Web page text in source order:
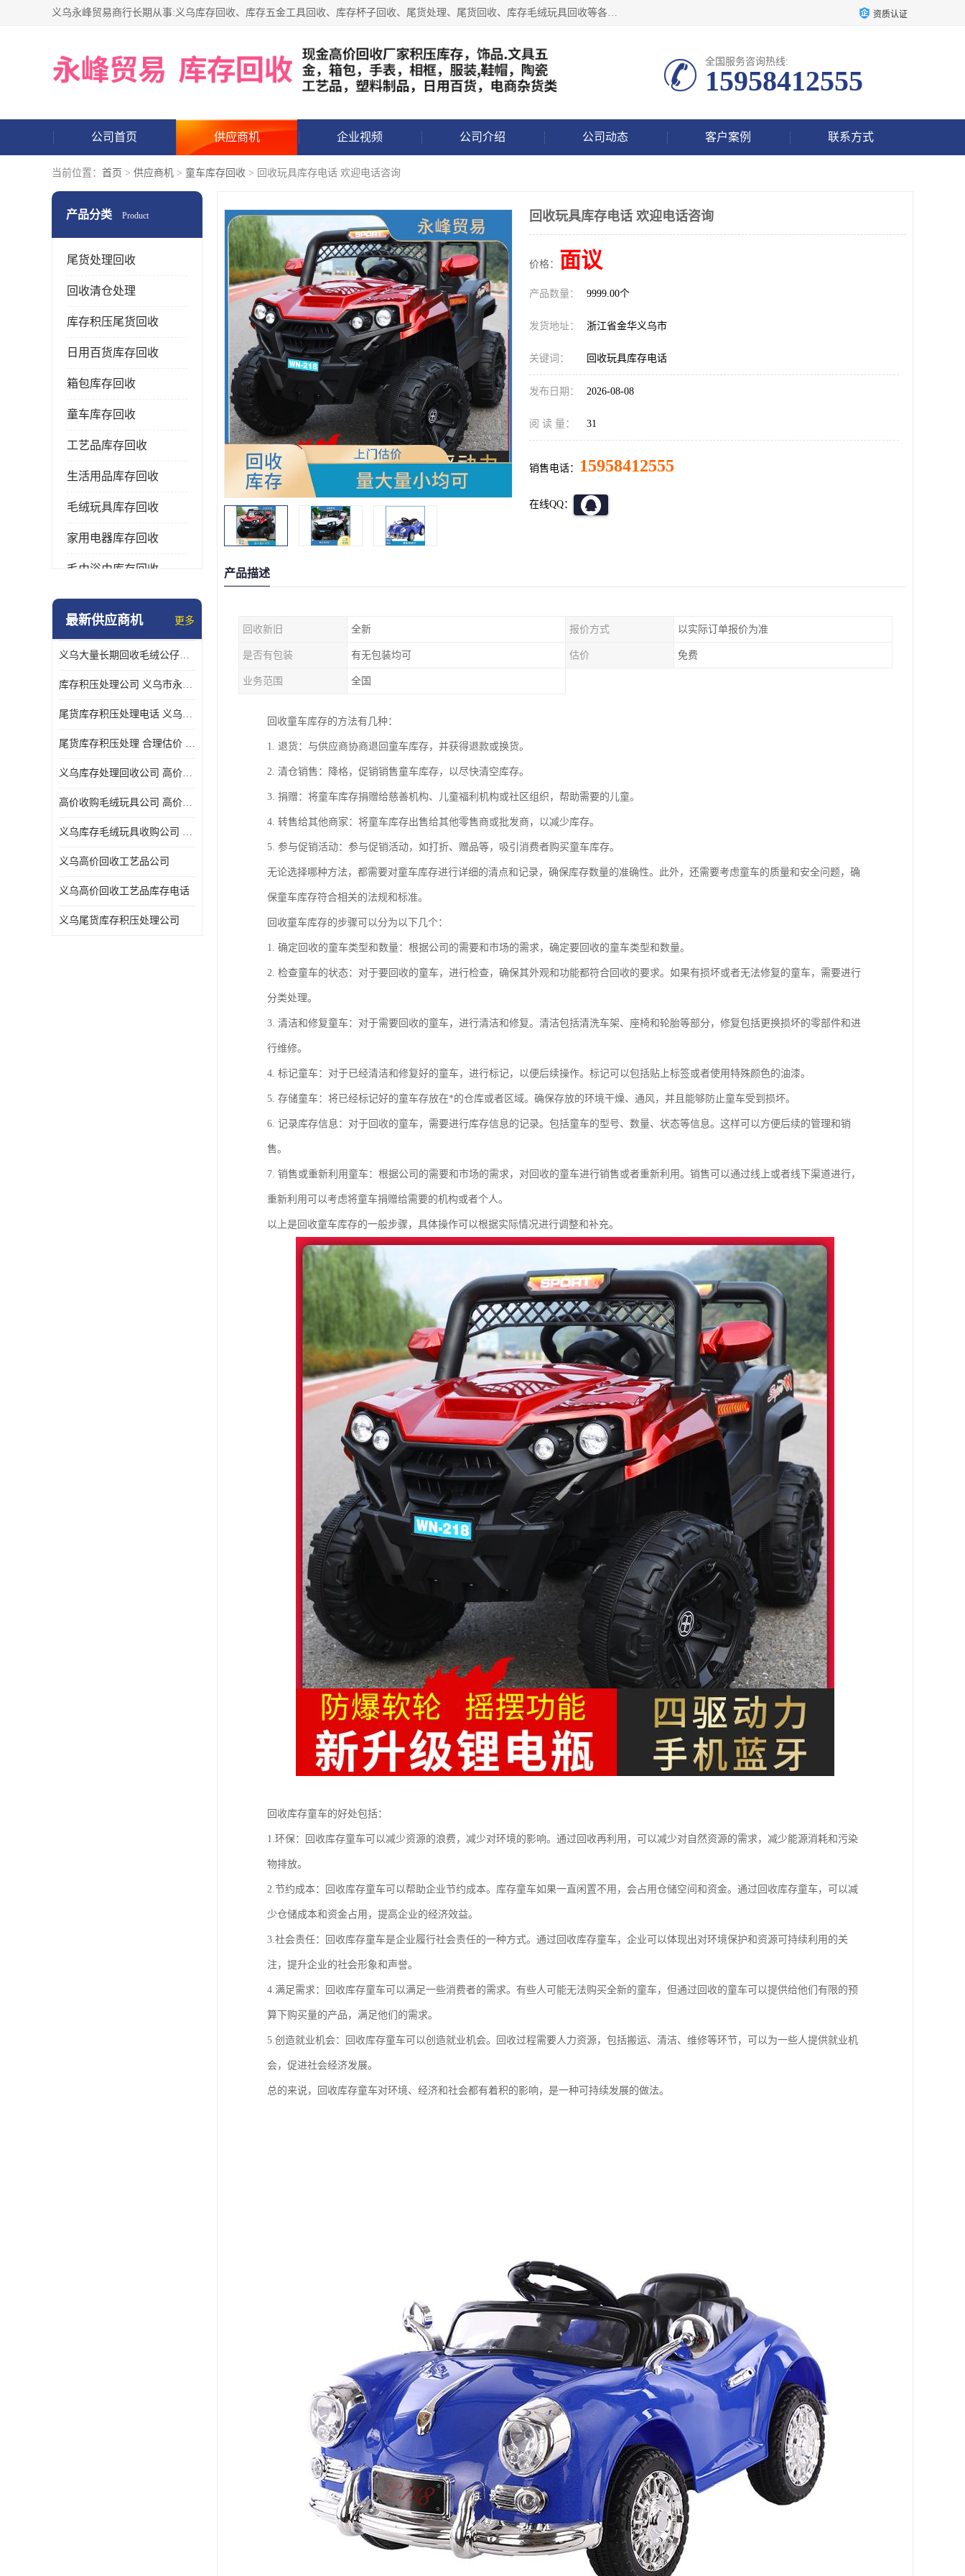
义乌永峰贸易商行长期从事:义乌库存回收、库存五金工具回收、库存杯子回收、尾货处理、尾货回收、库存毛绒玩具回收等各类产品库存回收，我们一直秉承：“，专业收购，价格从优，互惠互利，现金交易，价格公道”七大原则。欢迎有库存处理的老板来电洽谈! 资质认证
全国服务咨询热线:
15958412555
公司首页 供应商机 企业视频 公司介绍 公司动态 客户案例 联系方式
当前位置： 首页 > 供应商机 > 童车库存回收 > 回收玩具库存电话 欢迎电话咨询
产品分类 Product
尾货处理回收
回收清仓处理
库存积压尾货回收
日用百货库存回收
箱包库存回收
童车库存回收
工艺品库存回收
生活用品库存回收
毛绒玩具库存回收
家用电器库存回收
毛巾浴巾库存回收
水杯保温杯库存回收
五金工具库存回收
库存厨具回收
最新供应商机 更多
义乌大量长期回收毛绒公仔公司 高价回收库存积压 高价回收 欢迎电话咨询
库存积压处理公司 义乌市永峰贸易商行
尾货库存积压处理电话 义乌市永峰贸易商行
尾货库存积压处理 合理估价 量大量小均可
义乌库存处理回收公司 高价回收库存积压 大量尾货回收
高价收购毛绒玩具公司 高价回收库存积压 回收库存 二手勿扰
义乌库存毛绒玩具收购公司 高价回收库存积压 义乌市永峰贸易商行
义乌高价回收工艺品公司
义乌高价回收工艺品库存电话
义乌尾货库存积压处理公司
回收玩具库存电话 欢迎电话咨询
价格： 面议
产品数量： 9999.00个
发货地址： 浙江省金华义乌市
关键词： 回收玩具库存电话
发布日期： 2026-08-08
阅 读 量： 31
销售电话： 15958412555
在线QQ：
产品描述
回收新旧 全新 报价方式 以实际订单报价为准
是否有包装 有无包装均可 估价 免费
业务范围 全国
回收童车库存的方法有几种：
1. 退货：与供应商协商退回童车库存，并获得退款或换货。
2. 清仓销售：降格，促销销售童车库存，以尽快清空库存。
3. 捐赠：将童车库存捐赠给慈善机构、儿童福利机构或社区组织，帮助需要的儿童。
4. 转售给其他商家：将童车库存出售给其他零售商或批发商，以减少库存。
5. 参与促销活动：参与促销活动，如打折、赠品等，吸引消费者购买童车库存。
无论选择哪种方法，都需要对童车库存进行详细的清点和记录，确保库存数量的准确性。此外，还需要考虑童车的质量和安全问题，确
保童车库存符合相关的法规和标准。
回收童车库存的步骤可以分为以下几个：
1. 确定回收的童车类型和数量：根据公司的需要和市场的需求，确定要回收的童车类型和数量。
2. 检查童车的状态：对于要回收的童车，进行检查，确保其外观和功能都符合回收的要求。如果有损坏或者无法修复的童车，需要进行
分类处理。
3. 清洁和修复童车：对于需要回收的童车，进行清洁和修复。清洁包括清洗车架、座椅和轮胎等部分，修复包括更换损坏的零部件和进
行维修。
4. 标记童车：对于已经清洁和修复好的童车，进行标记，以便后续操作。标记可以包括贴上标签或者使用特殊颜色的油漆。
5. 存储童车：将已经标记好的童车存放在*的仓库或者区域。确保存放的环境干燥、通风，并且能够防止童车受到损坏。
6. 记录库存信息：对于回收的童车，需要进行库存信息的记录。包括童车的型号、数量、状态等信息。这样可以方便后续的管理和销
售。
7. 销售或重新利用童车：根据公司的需要和市场的需求，对回收的童车进行销售或者重新利用。销售可以通过线上或者线下渠道进行，
重新利用可以考虑将童车捐赠给需要的机构或者个人。
以上是回收童车库存的一般步骤，具体操作可以根据实际情况进行调整和补充。
回收库存童车的好处包括：
1.环保：回收库存童车可以减少资源的浪费，减少对环境的影响。通过回收再利用，可以减少对自然资源的需求，减少能源消耗和污染
物排放。
2.节约成本：回收库存童车可以帮助企业节约成本。库存童车如果一直闲置不用，会占用仓储空间和资金。通过回收库存童车，可以减
少仓储成本和资金占用，提高企业的经济效益。
3.社会责任：回收库存童车是企业履行社会责任的一种方式。通过回收库存童车，企业可以体现出对环境保护和资源可持续利用的关
注，提升企业的社会形象和声誉。
4.满足需求：回收库存童车可以满足一些消费者的需求。有些人可能无法购买全新的童车，但通过回收的童车可以提供给他们有限的预
算下购买量的产品，满足他们的需求。
5.创造就业机会：回收库存童车可以创造就业机会。回收过程需要人力资源，包括搬运、清洁、维修等环节，可以为一些人提供就业机
会，促进社会经济发展。
总的来说，回收库存童车对环境、经济和社会都有着积的影响，是一种可持续发展的做法。